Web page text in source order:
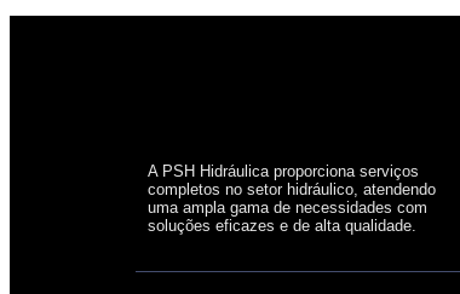
A PSH Hidráulica proporciona serviços
completos no setor hidráulico, atendendo
uma ampla gama de necessidades com
soluções eficazes e de alta qualidade.